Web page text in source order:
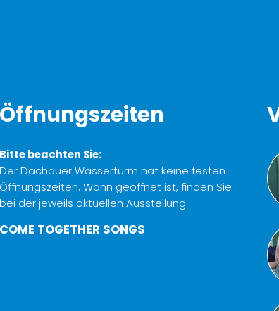
Öffnungszeiten
Bitte beachten Sie:
Der Dachauer Wasserturm hat keine festen
Öffnungszeiten. Wann geöffnet ist, finden Sie
bei der jeweils aktuellen Ausstellung.
COME TOGETHER SONGS